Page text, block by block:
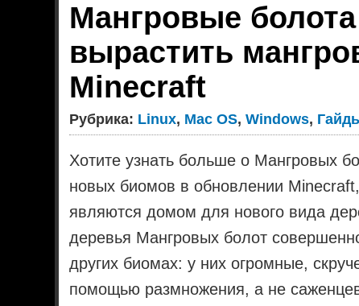
Мангровые
вырастить
Minecraft
Рубрика: Linux, Mac OS,Windows,
Хотите узнать больше о Мангровых
новых биомов в обновлении
являются домом для нового вида
деревья Мангровых болот
других биомах: у них огромные,
помощью размножения, а не